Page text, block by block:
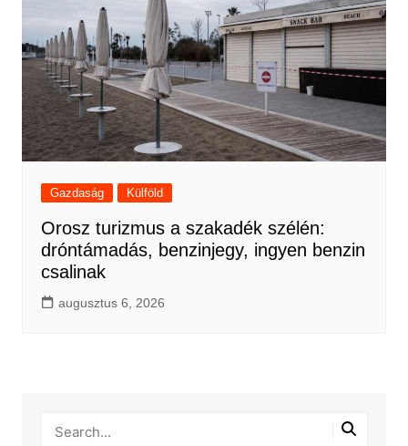
Gazdaság Külföld
Orosz turizmus a szakadék szélén:
dróntámadás, benzinjegy, ingyen benzin
csalinak
augusztus 6, 2026